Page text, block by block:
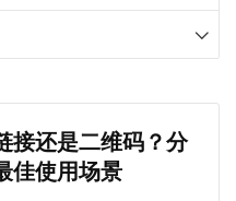
接还是二维码？分
佳使用场景